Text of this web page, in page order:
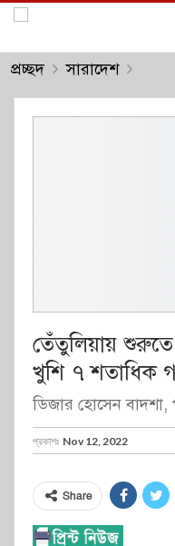
প্রচ্ছদ সারাদেশ
তেঁতুলিয়ায়
খুশি ৭ শতাধিক
ডিজার হোসেন বাদশা,
প্রকাশঃ Nov 12, 2022
Share